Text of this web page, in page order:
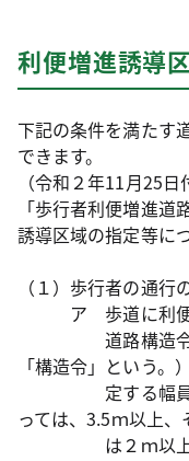
利便増進誘導
下記の条件を満たす
できます。
（令和２年11月25
「歩行者利便増進道
誘導区域の指定等に
（１）歩行者の通
ア 歩道に利便増
道路構造令（昭
「構造令」という。
定する幅員（歩
っては、3.5ｍ以上
は２ｍ以上）を